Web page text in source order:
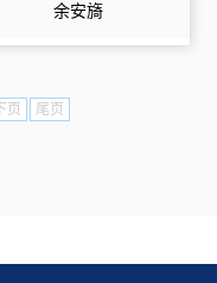
余安旖
下页 尾页